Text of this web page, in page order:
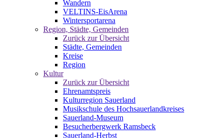
Wandern
VELTINS-EisArena
Wintersportarena
Region, Städte, Gemeinden
Zurück zur Übersicht
Städte, Gemeinden
Kreise
Region
Kultur
Zurück zur Übersicht
Ehrenamtspreis
Kulturregion Sauerland
Musikschule des Hochsauerlandkreises
Sauerland-Museum
Besucherbergwerk Ramsbeck
Sauerland-Herbst